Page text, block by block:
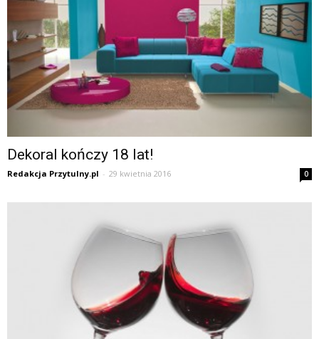
Dekoral kończy 18 lat!
Redakcja Przytulny.pl - 29 kwietnia 2016 0